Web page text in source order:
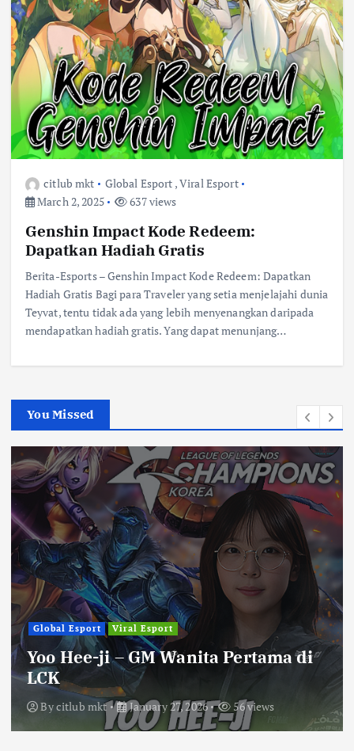
citlub mkt Global Esport ,Viral Esport
March 2, 2025
637 views
Genshin Impact Kode Redeem:
Dapatkan Hadiah Gratis
Berita-Esports – Genshin Impact Kode Redeem: Dapatkan
Hadiah Gratis Bagi para Traveler yang setia menjelajahi dunia
Teyvat, tentu tidak ada yang lebih menyenangkan daripada
mendapatkan hadiah gratis. Yang dapat menunjang…
You Missed
Global Esport Viral Esport
Yoo Hee-ji – GM Wanita Pertama di
LCK
Bycitlub mkt January 27, 2026 56 views